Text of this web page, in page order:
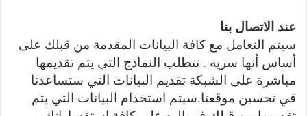
عند الاتصال بنا
سيتم التعامل مع كافة البيانات المقدمة من قبلك على
أساس أنها سرية . تتطلب النماذج التي يتم تقديمها
مباشرة على الشبكة تقديم البيانات التي ستساعدنا
في تحسين موقعنا.سيتم استخدام البيانات التي يتم